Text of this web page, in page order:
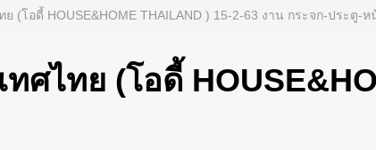
(โอดี้ HOUSE&HOME THAILAND ) 15-2-63 งาน กระจก-ประตู-ห
ศไทย (โอดี้